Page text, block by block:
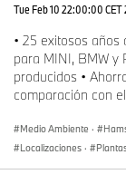
Tue Feb 10 22:00:00 CET
• 25 exitosos años
para MINI, BMW y
producidos •
comparación con
Medio Ambiente ·
Localizaciones ·